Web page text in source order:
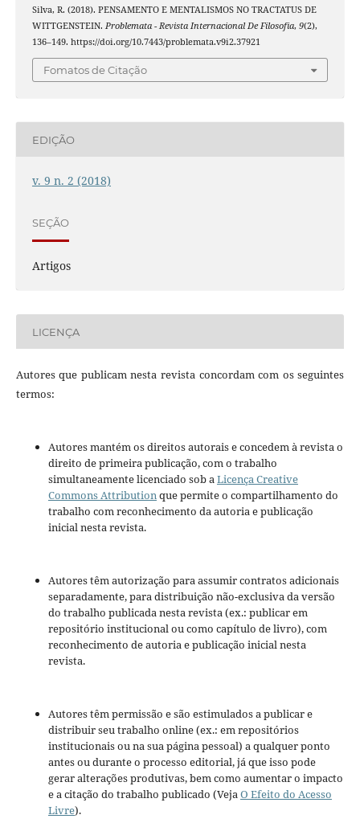
Silva, R. (2018). PENSAMENTO E MENTALISMOS NO TRACTATUS DE
WITTGENSTEIN. Problemata - Revista Internacional De Filosofia, 9(2),
136–149. https://doi.org/10.7443/problemata.v9i2.37921
Fomatos de Citação
EDIÇÃO
v. 9 n. 2 (2018)
SEÇÃO
Artigos
LICENÇA
Autores que publicam nesta revista concordam com os seguintes
termos:
Autores mantém os direitos autorais e concedem à revista o
direito de primeira publicação, com o trabalho
simultaneamente licenciado sob aLicença Creative
Commons Attributionque permite o compartilhamento do
trabalho com reconhecimento da autoria e publicação
inicial nesta revista.
Autores têm autorização para assumir contratos adicionais
separadamente, para distribuição não-exclusiva da versão
do trabalho publicada nesta revista (ex.: publicar em
repositório institucional ou como capítulo de livro), com
reconhecimento de autoria e publicação inicial nesta
revista.
Autores têm permissão e são estimulados a publicar e
distribuir seu trabalho online (ex.: em repositórios
institucionais ou na sua página pessoal) a qualquer ponto
antes ou durante o processo editorial, já que isso pode
gerar alterações produtivas, bem como aumentar o impacto
e a citação do trabalho publicado (VejaO Efeito do Acesso
Livre).